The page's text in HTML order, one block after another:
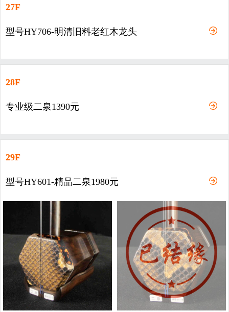
27F
型号HY706-明清旧料老红木龙头
28F
专业级二泉1390元
29F
型号HY601-精品二泉1980元